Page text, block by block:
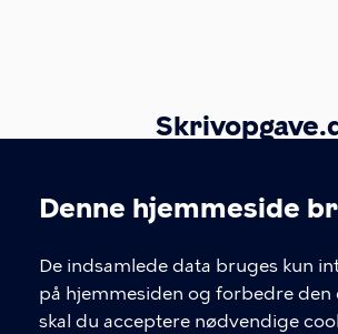
Denne hjemmeside
De indsamlede data bruges kun
på hjemmesiden og forbedre den
skal du acceptere nødvendige
Krystalgade 15
Skrivopgave.dk er